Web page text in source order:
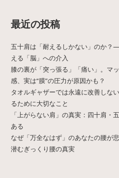
最近の投稿
五十肩は「耐えるしかない」のか
える「脳」への介入
膝の裏が「突っ張る」「痛い」。マ
感、実は“膜”の圧力が原因かも？
タオルギャザーでは永遠に改善しな
るために大切なこと
「上がらない肩」の真実：四十肩・
ある
なぜ「万全なはず」のあなたの腰が
潜むぎっくり腰の真実